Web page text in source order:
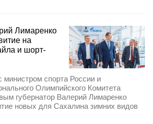
Лимаренко
на
и шорт-
министром спорта России и
Олимпийского Комитета
губернатор Валерий Лимаренко
новых для Сахалина зимних видов